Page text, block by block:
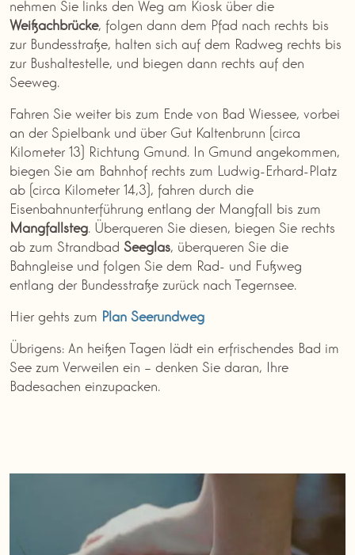
nehmen Sie links den Weg am Kiosk über die
Weißachbrücke, folgen dann dem Pfad nach rechts bis
zur Bundesstraße, halten sich auf dem Radweg rechts bis
zur Bushaltestelle, und biegen dann rechts auf den
Seeweg.
Fahren Sie weiter bis zum Ende von Bad Wiessee, vorbei
an der Spielbank und über Gut Kaltenbrunn (circa
Kilometer 13) Richtung Gmund. In Gmund angekommen,
biegen Sie am Bahnhof rechts zum Ludwig-Erhard-Platz
ab (circa Kilometer 14,3), fahren durch die
Eisenbahnunterführung entlang der Mangfall bis zum
Mangfallsteg. Überqueren Sie diesen, biegen Sie rechts
ab zum Strandbad Seeglas, überqueren Sie die
Bahngleise und folgen Sie dem Rad- und Fußweg
entlang der Bundesstraße zurück nach Tegernsee.
Hier gehts zum Plan Seerundweg
Übrigens: An heißen Tagen lädt ein erfrischendes Bad im
See zum Verweilen ein – denken Sie daran, Ihre
Badesachen einzupacken.